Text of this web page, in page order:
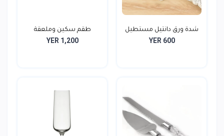
شدة ورق دانتيل مستطيل
1...
YER 600
طقم سكين وملعقة
حلويات...
YER 1,200